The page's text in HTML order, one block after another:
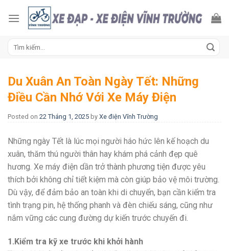
Du Xuân An Toàn Ngày Tết: Những
Điều Cần Nhớ Với Xe Máy Điện
Posted on 22 Tháng 1, 2025 by Xe điện Vĩnh Trường
Những ngày Tết là lúc mọi người háo hức lên kế hoạch du
xuân, thăm thú người thân hay khám phá cảnh đẹp quê
hương. Xe máy điện dần trở thành phương tiện được yêu
thích bởi không chỉ tiết kiệm mà còn giúp bảo vệ môi trường.
Dù vậy, để đảm bảo an toàn khi di chuyển, bạn cần kiểm tra
tình trạng pin, hệ thống phanh và đèn chiếu sáng, cũng như
nắm vững các cung đường dự kiến trước chuyến đi.
1.Kiểm tra kỹ xe trước khi khởi hành